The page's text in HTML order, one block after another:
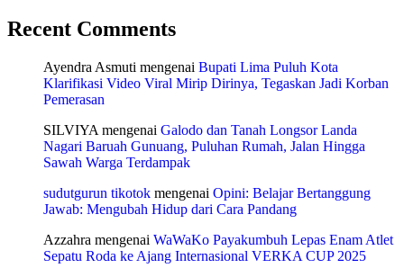
Recent Comments
Ayendra Asmuti mengenai Bupati Lima Puluh Kota
Klarifikasi Video Viral Mirip Dirinya, Tegaskan Jadi Korban
Pemerasan
SILVIYA mengenai Galodo dan Tanah Longsor Landa
Nagari Baruah Gunuang, Puluhan Rumah, Jalan Hingga
Sawah Warga Terdampak
sudutgurun tikotok mengenai Opini: Belajar Bertanggung
Jawab: Mengubah Hidup dari Cara Pandang
Azzahra mengenai WaWaKo Payakumbuh Lepas Enam Atlet
Sepatu Roda ke Ajang Internasional VERKA CUP 2025